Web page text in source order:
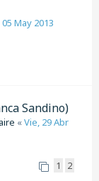
May 2013
Sandino)
«Vie, 29 Abr
1 2